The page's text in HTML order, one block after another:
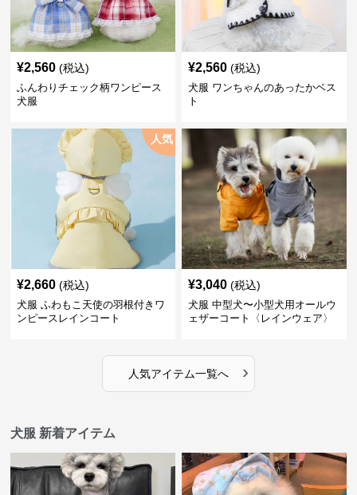
¥2,560 (税込)
ふんわりチェック柄ワンピース
犬服
¥2,560 (税込)
犬服 ワンちゃんのあったかベス
ト
人気
¥2,660 (税込)
犬服 ふわもこ天使の羽根付きワ
ンピースレインコート
¥3,040 (税込)
犬服 中型犬〜小型犬用オールウ
ェザーコート〈レインウェア〉
人気アイテム一覧へ ›
犬服 新着アイテム